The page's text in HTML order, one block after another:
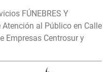
FÚNEBRES Y
Atención al Público en Calle
Empresas Centrosur y